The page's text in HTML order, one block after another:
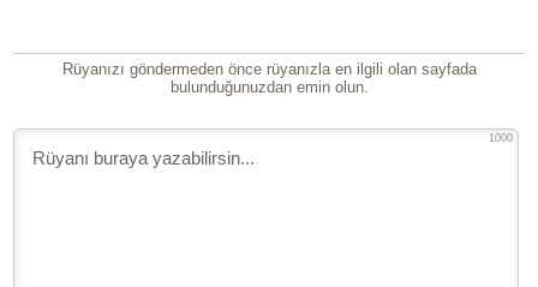
Rüyanızı göndermeden önce rüyanızla en ilgili olan sayfada
bulunduğunuzdan emin olun.
1000